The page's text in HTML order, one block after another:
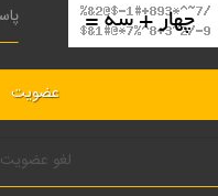
لغو عضویت